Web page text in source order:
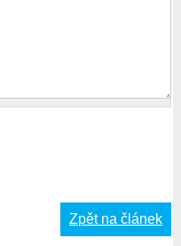
Zpět na článek